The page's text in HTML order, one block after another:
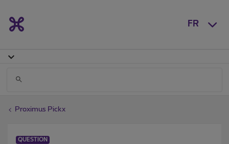
FR
Proximus Pickx
QUESTION